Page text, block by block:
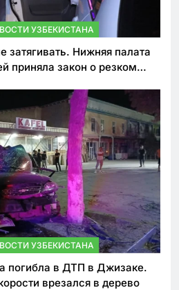
УЗБЕКИСТАНА
затягивать. Нижняя палата
приняла закон о резком
УЗБЕКИСТАНА
погибла в ДТП в Джизаке.
врезался в дерево